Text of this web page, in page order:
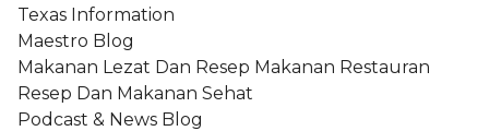
Texas Information
Maestro Blog
Makanan Lezat Dan Resep Makanan Restauran
Resep Dan Makanan Sehat
Podcast & News Blog